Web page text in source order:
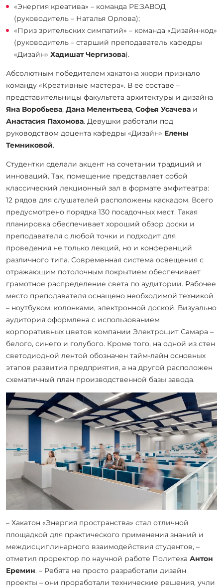
«Энергия креатива» – команда РЕ:ЗАВОД
(руководитель – Наталья Орлова);
«Приз зрительских симпатий» – команда «Дизайн-код»
(руководитель – старший преподаватель кафедры
«Дизайн» Хадишат Чергизова).
Абсолютным победителем хакатона жюри признало
команду «Креативные мастера». В ее составе –
представительницы факультета архитектуры и дизайна
Яна Воробьева, Дана Мелентьева, Софья Усачева и
Анастасия Пахомова. Девушки работали под
руководством доцента кафедры «Дизайн» Елены
Темниковой.
Студентки сделали акцент на сочетании традиций и
инноваций. Так, помещение представляет собой
классический лекционный зал в формате амфитеатра:
12 рядов для слушателей расположены каскадом. Всего
предусмотрено порядка 130 посадочных мест. Такая
планировка обеспечивает хороший обзор доски и
преподавателя с любой точки и подходит для
проведения не только лекций, но и конференций
различного типа. Современная система освещения с
отражающим потолочным покрытием обеспечивает
грамотное распределение света по аудитории. Рабочее
место преподавателя оснащено необходимой техникой
– ноутбуком, колонками, электронной доской. Визуально
аудитория оформлена с использованием
корпоративных цветов компании Электрощит Самара –
белого, синего и голубого. Кроме того, на одной из стен
светодиодной лентой обозначен тайм-лайн основных
этапов развития предприятия, а на другой расположен
схематичный план производственной базы завода.
– Хакатон «Энергия пространства» стал отличной
площадкой для практического применения знаний и
междисциплинарного взаимодействия студентов, –
отметил проректор по научной работе Политеха Антон
Еремин. – Ребята не просто разработали дизайн
проекты – они проработали технические решения, учли